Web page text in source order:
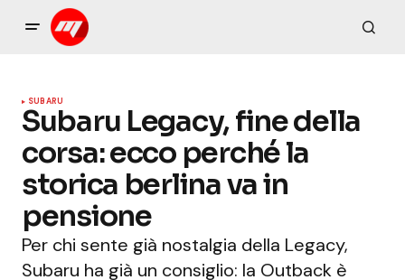
SUBARU
Subaru Legacy, fine della
corsa: ecco perché la
storica berlina va in
pensione
Per chi sente già nostalgia della Legacy,
Subaru ha già un consiglio: la Outback è